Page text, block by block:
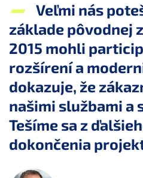
Veľmi nás
základe pôvodnej
2015 mohli
rozšírení a
dokazuje, že
našimi službami a
Tešíme sa z
dokončenia